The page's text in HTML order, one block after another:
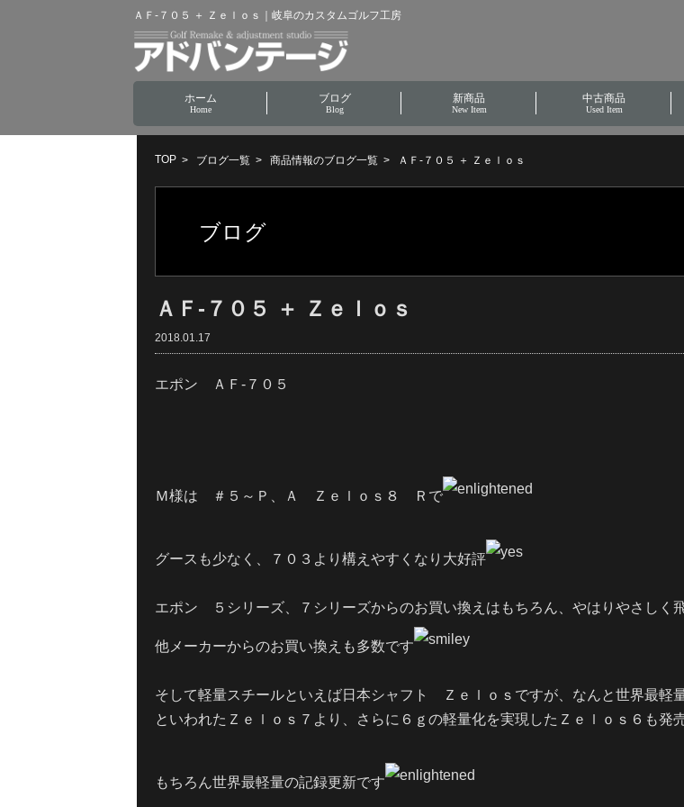
ＡＦ-７０５ ＋ Ｚｅｌｏｓ｜岐阜のカスタムゴルフ工房
ホーム
Home
ブログ
Blog
新商品
New Item
中古商品
Used Item
TOP ブログ一覧 商品情報のブログ一覧 ＡＦ-７０５ ＋ Ｚｅｌｏｓ
ブログ
ＡＦ-７０５ ＋ Ｚｅｌｏｓ
2018.01.17
エポン ＡＦ-７０５
Ｍ様は ＃５～Ｐ、Ａ Ｚｅｌｏｓ８ Ｒで
グースも少なく、７０３より構えやすくなり大好評
エポン ５シリーズ、７シリーズからのお買い換えはもちろん、やはりやさしく
他メーカーからのお買い換えも多数です
そして軽量スチールといえば日本シャフト Ｚｅｌｏｓですが、なんと世界最軽
といわれたＺｅｌｏｓ７より、さらに６ｇの軽量化を実現したＺｅｌｏｓ６も発
もちろん世界最軽量の記録更新です